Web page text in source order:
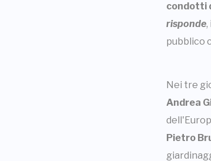
condotti
risponde,
pubblico
Nei tre
Andrea
Pietro